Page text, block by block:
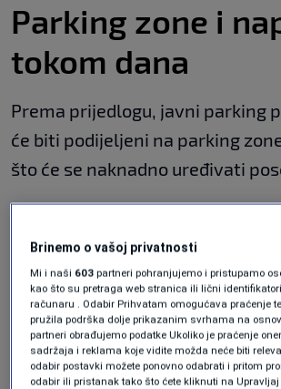
Parking zone i
tokom dana
Prema prijedlogu, javni parking
će biti podijeljeni na parking
što će se naknadno uređivati
Iako će parking prostori biti
dnevno, naplata neće trajati
dana. U zimskom periodu, od 1.
aprila, parking će se naplaćivati
dok će u ljetnom periodu, od 1.
septembra, naplata trajati od 7
Brinemo o vašoj privatnosti
Mi i naši 603 partneri pohranjujemo i pristupamo
kao što su pretraga web stranica ili lični
računaru . Odabir Prihvatam omogućava praćenje
pružila podrška dolje prikazanim svrhama na
partneri obrađujemo podatke Ukoliko je praćenje
sadržaja i reklama koje vidite možda neće biti
odabir postavki možete ponovno odabrati i pritom
odabir ili pristanak tako što ćete kliknuti na